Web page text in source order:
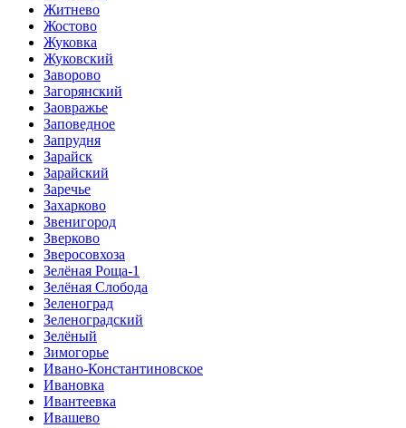
Житнево
Жостово
Жуковка
Жуковский
Заворово
Загорянский
Заовражье
Заповедное
Запрудня
Зарайск
Зарайский
Заречье
Захарково
Звенигород
Зверково
Зверосовхоза
Зелёная Роща-1
Зелёная Слобода
Зеленоград
Зеленоградский
Зелёный
Зимогорье
Ивано-Константиновское
Ивановка
Ивантеевка
Ивашево